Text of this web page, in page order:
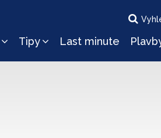
Tipy Last minute